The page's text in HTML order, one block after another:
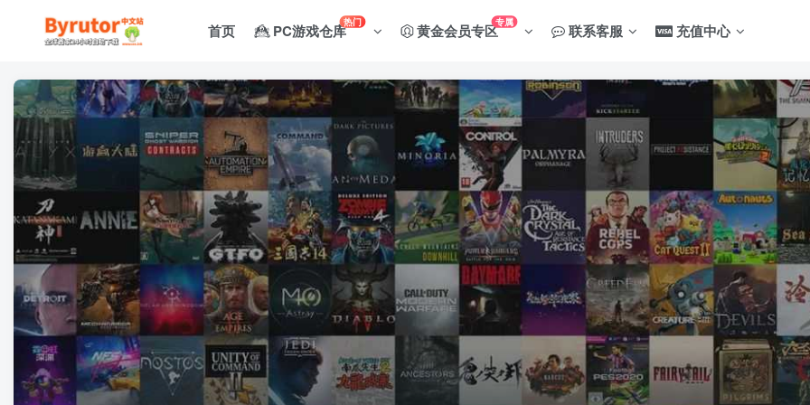
首页 PC游戏仓库热门 黄金会员专区专属 联系客服 充值中心